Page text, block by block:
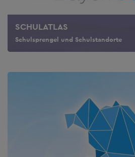
SCHULATLAS
Schulsprengel und Schulstandorte